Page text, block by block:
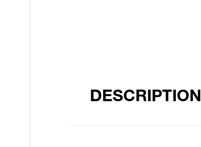
DESCRIPTION